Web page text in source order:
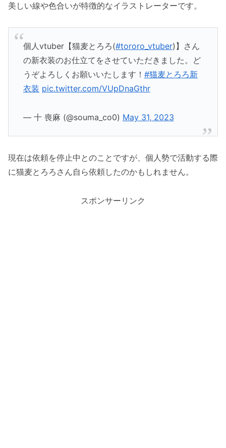
美しい線や色合いが特徴的なイラストレーターです。
個人vtuber【猫麦とろろ(#tororo_vtuber)】さん
の新衣装のお仕立てをさせていただきました。ど
うぞよろしくお願いいたします！ #猫麦とろろ新
衣装 pic.twitter.com/VUpDnaGthr
— 十 喪麻 (@souma_co0) May 31, 2023
現在は依頼を停止中とのことですが、個人勢で活動する際
に猫麦とろろさん自ら依頼したのかもしれません。
スポンサーリンク